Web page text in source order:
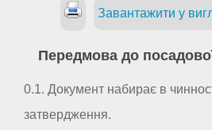
Завантажити у
Передмова до посадової
0.1. Документ набирає в
затвердження.